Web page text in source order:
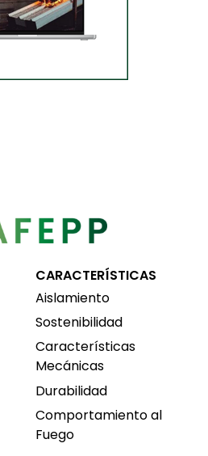
CARACTERÍSTICAS
Aislamiento
Sostenibilidad
Características
Mecánicas
Durabilidad
Comportamiento al
Fuego